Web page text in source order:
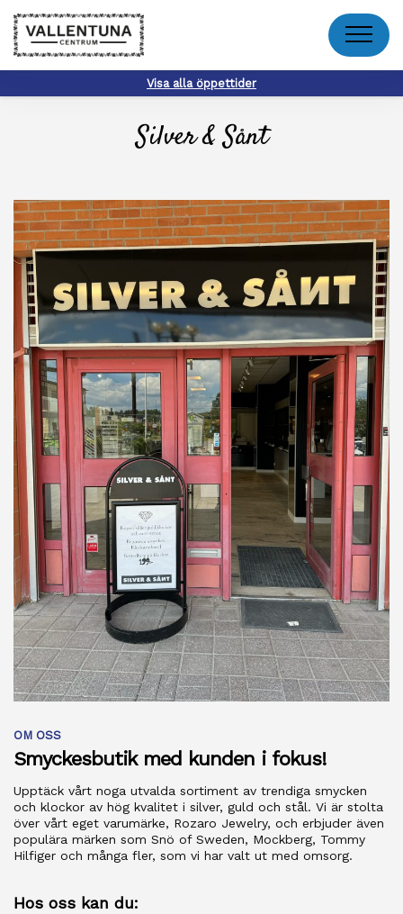
Meny
Visa alla öppettider
Silver & Sånt
OM OSS
Smyckesbutik med kunden i fokus!
Upptäck vårt noga utvalda sortiment av trendiga smycken
och klockor av hög kvalitet i silver, guld och stål. Vi är stolta
över vårt eget varumärke, Rozaro Jewelry, och erbjuder även
populära märken som Snö of Sweden, Mockberg, Tommy
Hilfiger och många fler, som vi har valt ut med omsorg.
Hos oss kan du: